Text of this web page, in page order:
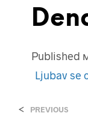
Published
Ljubav se
< PREVIOUS